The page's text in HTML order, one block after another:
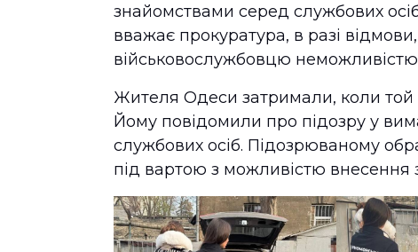
знайомствами серед службових осіб
вважає прокуратура, в разі
військовослужбовцю
Жителя Одеси затримали, коли той
Йому повідомили про підозру у
службових осіб. Підозрюваному
під вартою з можливістю внесення